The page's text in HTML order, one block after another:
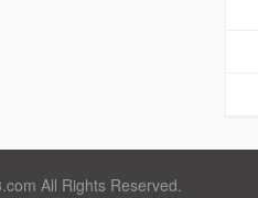
All Rights Reserved.